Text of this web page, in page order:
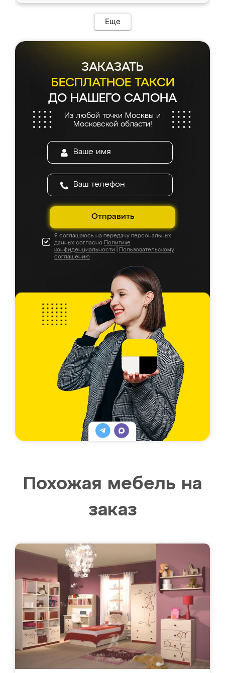
Еще
ЗАКАЗАТЬ
БЕСПЛАТНОЕ ТАКСИ
ДО НАШЕГО САЛОНА
Из любой точки Москвы и
Московской области!
Отправить
Я соглашаюсь на передачу персональных
данных согласно Политике
конфиденциальности
Пользовательскому
соглашению
Похожая мебель на
заказ